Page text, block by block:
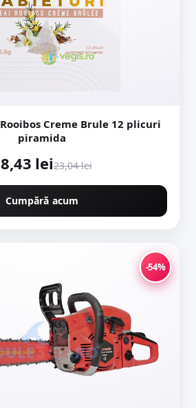
Creme Brule 12 plicuri
piramida
lei23,04 lei
Cumpără acum
-54%